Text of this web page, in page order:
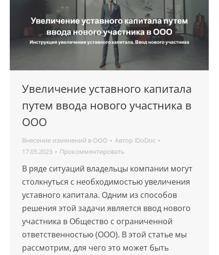
Увеличение уставного капитала
путем ввода нового участника в
ООО
Внесение изменений в ООО Автор iDoDoc
17.05.2023
Прокомментировать
В ряде ситуаций владельцы компании могут
столкнуться с необходимостью увеличения
уставного капитала. Одним из способов
решения этой задачи является ввод нового
участника в Общество с ограниченной
ответственностью (ООО). В этой статье мы
рассмотрим, для чего это может быть